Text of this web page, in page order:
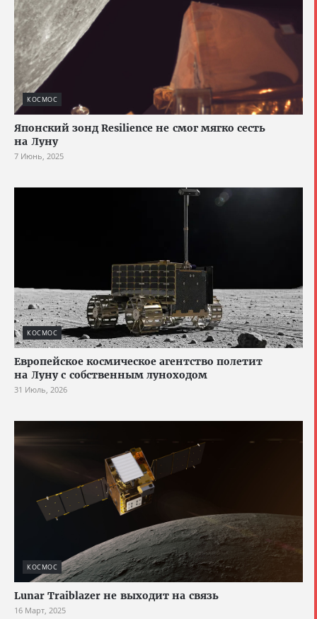
КОСМОС
Японский зонд Resilience не смог мягко сесть
на Луну
7 Июнь, 2025
КОСМОС
Европейское космическое агентство полетит
на Луну с собственным луноходом
31 Июль, 2026
КОСМОС
Lunar Traiblazer не выходит на связь
16 Март, 2025